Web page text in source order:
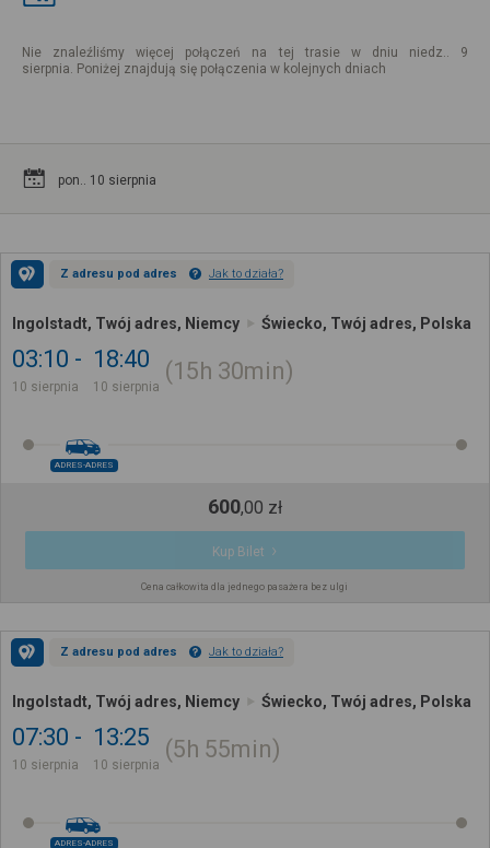
Nie znaleźliśmy więcej połączeń na tej trasie w dniu niedz.. 9
sierpnia. Poniżej znajdują się połączenia w kolejnych dniach
pon.. 10 sierpnia
Z adresu pod adres Jak to działa?
Ingolstadt, Twój adres, Niemcy Świecko, Twój adres, Polska
03:10
10 sierpnia
18:40
10 sierpnia
15h 30min
ADRES-ADRES
600,00 zł
Kup Bilet
Cena całkowita dla jednego pasażera bez ulgi
Z adresu pod adres Jak to działa?
Ingolstadt, Twój adres, Niemcy Świecko, Twój adres, Polska
07:30
10 sierpnia
13:25
10 sierpnia
5h 55min
ADRES-ADRES